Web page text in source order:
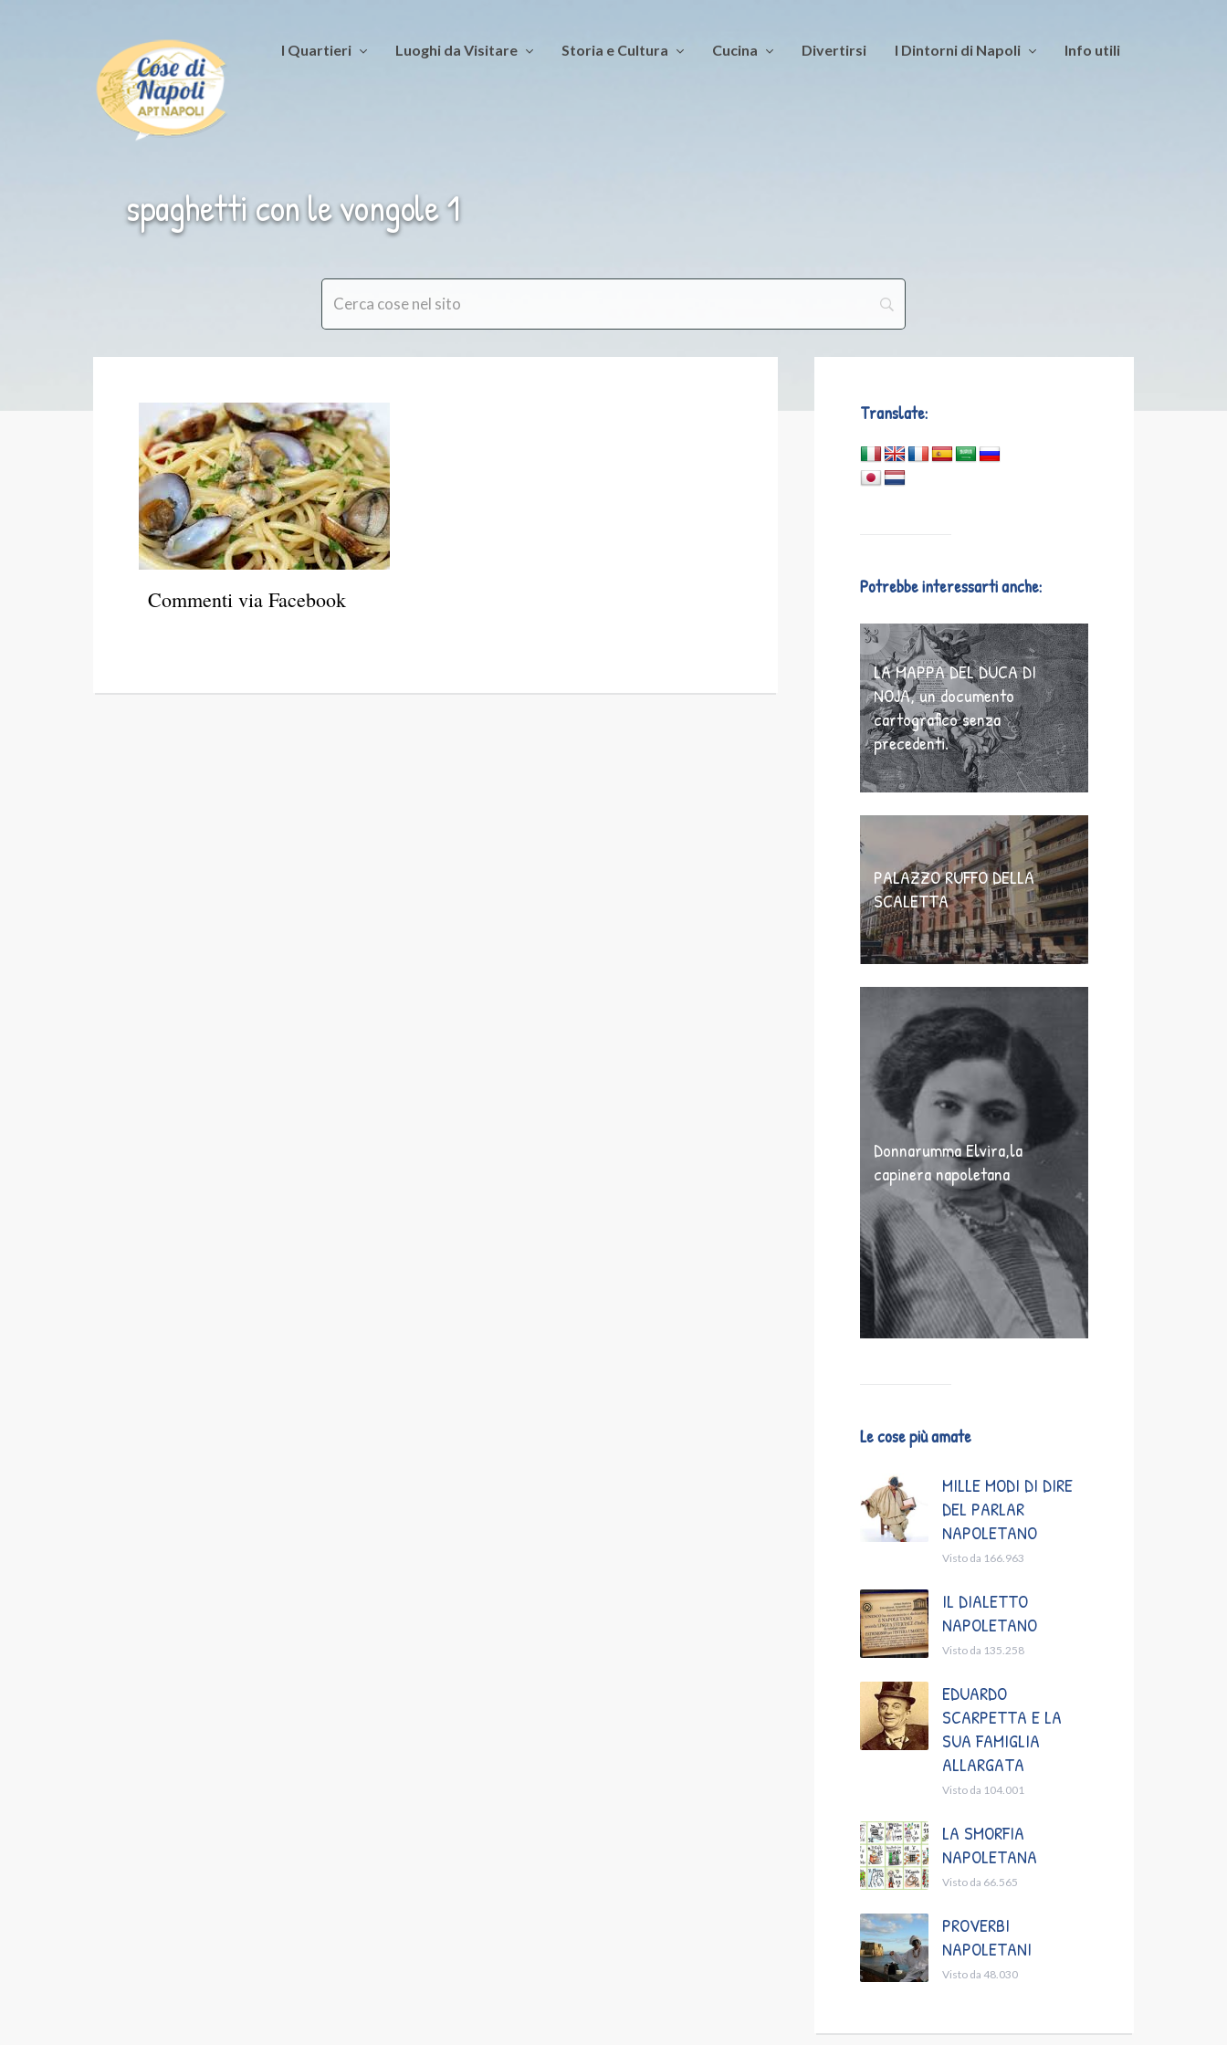
I Quartieri Luoghi da Visitare Storia e Cultura Cucina Divertirsi I Dintorni di Napoli Info utili
spaghetti con le vongole 1
Commenti via Facebook
Translate:
Potrebbe interessarti anche:
LA MAPPA DEL DUCA DI
NOJA, un documento
cartografico senza
precedenti.
PALAZZO RUFFO DELLA
SCALETTA
Donnarumma Elvira,la
capinera napoletana
Le cose più amate
MILLE MODI DI DIRE
DEL PARLAR
NAPOLETANO
Visto da 166.963
IL DIALETTO
NAPOLETANO
Visto da 135.258
EDUARDO
SCARPETTA E LA
SUA FAMIGLIA
ALLARGATA
Visto da 104.001
LA SMORFIA
NAPOLETANA
Visto da 66.565
PROVERBI
NAPOLETANI
Visto da 48.030